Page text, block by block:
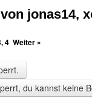
jonas14,
,4 Weiter »
du kannst keine